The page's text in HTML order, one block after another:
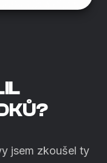
jsem zkoušel ty